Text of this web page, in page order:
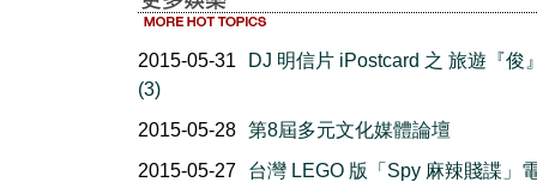
2015-05-31
DJ 明信片 iPostcard 之 旅遊『俊
(3)
2015-05-28 第8屆多元文化媒體論壇
2015-05-27
台灣 LEGO 版「Spy 麻辣賤諜」